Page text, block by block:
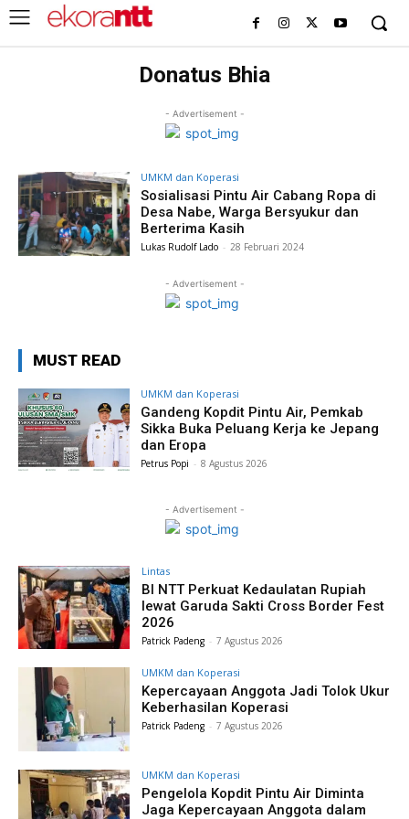
Donatus Bhia
- Advertisement -
UMKM dan Koperasi
Sosialisasi Pintu Air Cabang Ropa di
Desa Nabe, Warga Bersyukur dan
Berterima Kasih
Lukas Rudolf Lado - 28 Februari 2024
- Advertisement -
MUST READ
UMKM dan Koperasi
Gandeng Kopdit Pintu Air, Pemkab
Sikka Buka Peluang Kerja ke Jepang
dan Eropa
Petrus Popi - 8 Agustus 2026
- Advertisement -
Lintas
BI NTT Perkuat Kedaulatan Rupiah
lewat Garuda Sakti Cross Border Fest
2026
Patrick Padeng - 7 Agustus 2026
UMKM dan Koperasi
Kepercayaan Anggota Jadi Tolok Ukur
Keberhasilan Koperasi
Patrick Padeng - 7 Agustus 2026
UMKM dan Koperasi
Pengelola Kopdit Pintu Air Diminta
Jaga Kepercayaan Anggota dalam